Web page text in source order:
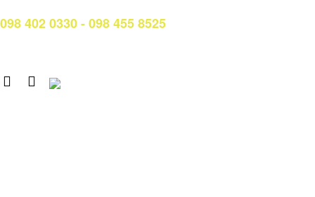
098 402 0330 - 098 455 8525